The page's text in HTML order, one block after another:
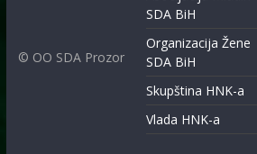
© OO SDA Prozor
SDA BiH
Organizacija Žene
SDA BiH
Skupština HNK-a
Vlada HNK-a